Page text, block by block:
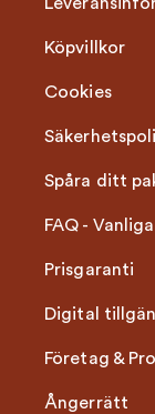
Köpvillkor
Cookies
Spåra ditt
FAQ -
Prisgaranti
Digital
Företag &
Ångerrätt